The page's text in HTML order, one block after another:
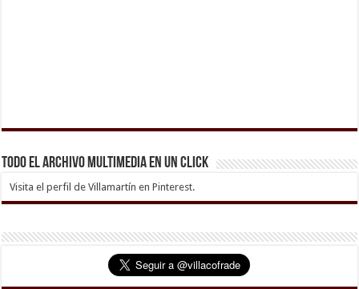
Todo el archivo multimedia en un click
Visita el perfil de Villamartín en Pinterest.